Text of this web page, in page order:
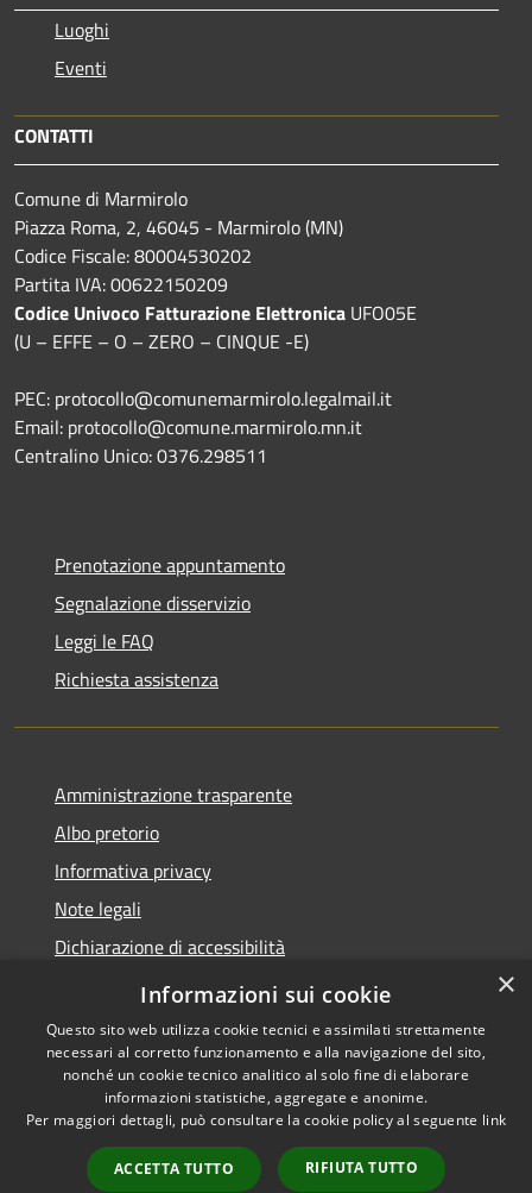
Luoghi
Eventi
CONTATTI
Comune di Marmirolo
Piazza Roma, 2, 46045 - Marmirolo (MN)
Codice Fiscale: 80004530202
Partita IVA: 00622150209
Codice Univoco Fatturazione Elettronica UFO05E
(U – EFFE – O – ZERO – CINQUE -E)
PEC: protocollo@comunemarmirolo.legalmail.it
Email: protocollo@comune.marmirolo.mn.it
Centralino Unico: 0376.298511
Prenotazione appuntamento
Segnalazione disservizio
Leggi le FAQ
Richiesta assistenza
Amministrazione trasparente
Albo pretorio
Informativa privacy
Note legali
Dichiarazione di accessibilità
Obiettivi di accessibilità
Accessibilità
Copyright © 2026 • Comune di
Marmirolo • Powered by
Municipium•
Accesso
×
Informazioni sui cookie
Questo sito web utilizza cookie tecnici e assimilati strettamente
necessari al corretto funzionamento e alla navigazione del sito,
nonché un cookie tecnico analitico al solo fine di elaborare
informazioni statistiche, aggregate e anonime.
Per maggiori dettagli, può consultare la cookie policy al seguente link
ACCETTA TUTTO RIFIUTA TUTTO